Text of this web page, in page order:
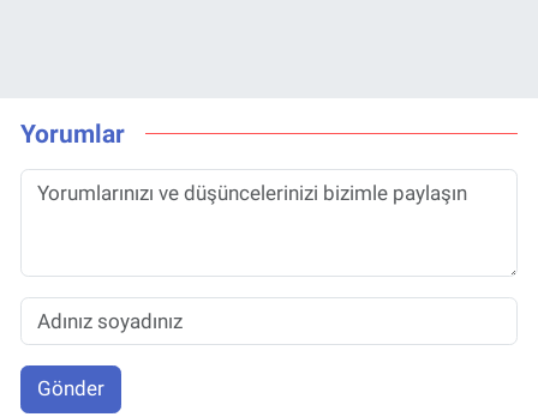
Yorumlar
Gönder